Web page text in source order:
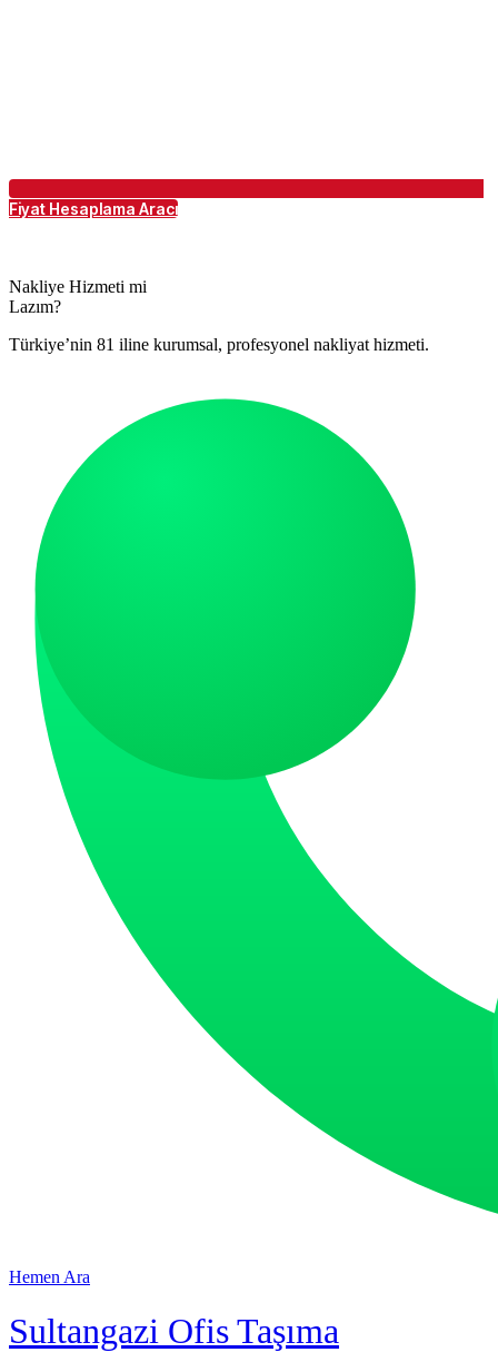
Fiyat Hesaplama Aracı
Nakliye Hizmeti mi
Lazım?
Türkiye’nin 81 iline kurumsal, profesyonel nakliyat hizmeti.
Hemen Ara
Sultangazi Ofis Taşıma